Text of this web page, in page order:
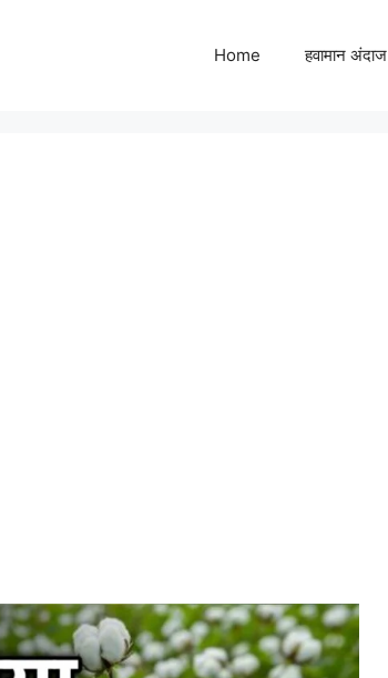
Home हवामान अंदाज